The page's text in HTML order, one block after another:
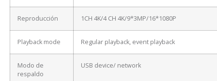
Reproducción 1CH 4K/4 CH 4K/9*3MP/16*1080P
Playback mode Regular playback, event playback
Modo de
respaldo
USB device/ network